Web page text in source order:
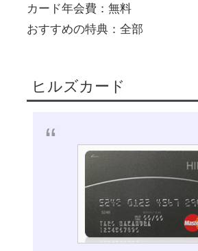
カード年会費：無料
おすすめの特典：全部
ヒルズカード